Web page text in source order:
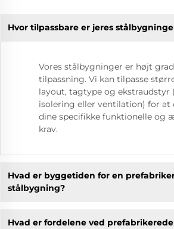
Hvor tilpassbare er jeres
Vores stålbygninger er højt
tilpassning. Vi kan tilpasse
layout, tagtype og ekstraudstyr
isolering eller ventilation) for at
dine specifikke funktionelle og
krav.
Hvad er byggetiden for en
stålbygning?
Hvad er fordelene ved prefabrikerede